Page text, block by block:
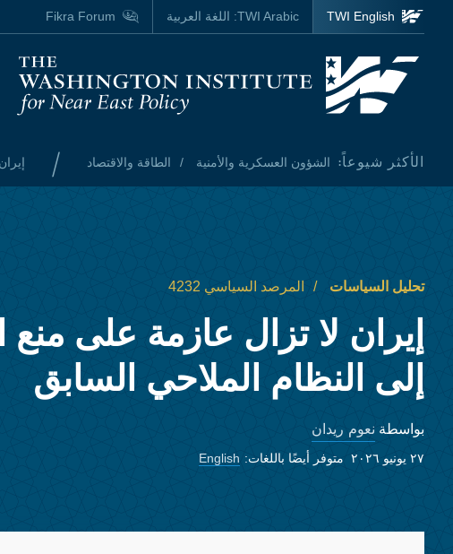
Skip to main content
Homepage
الأكثر شيوعاً: الشؤون العسكرية والأمنية الطاقة والاقتصاد / إيران
TWI English
TWI Arabic: اللغة العربية Fikra Forum
تحليل السياسات المرصد السياسي 4232
إيران لا تزال عازمة على منع
إلى النظام الملاحي السابق
بواسطة نعوم ريدان
٢٧ يونيو ٢٠٢٦ متوفر أيضًا باللغات: English